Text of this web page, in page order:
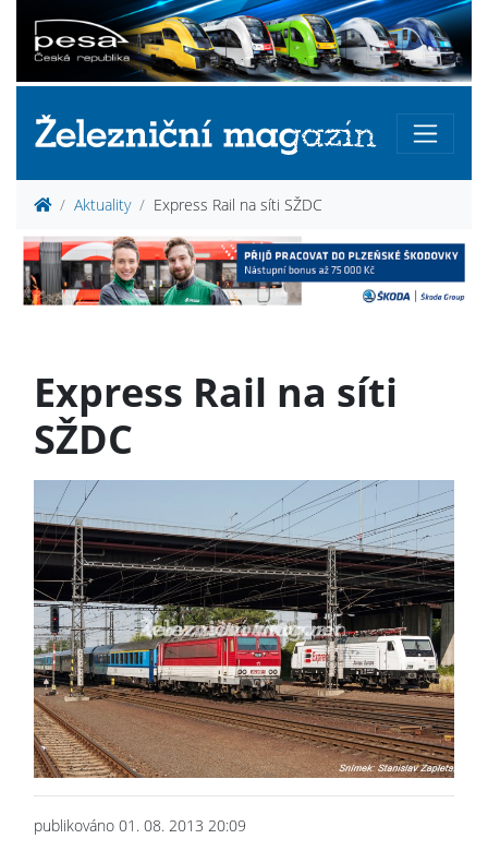
Aktuality Express Rail na síti SŽDC
Express Rail na síti
SŽDC
publikováno 01. 08. 2013 20:09